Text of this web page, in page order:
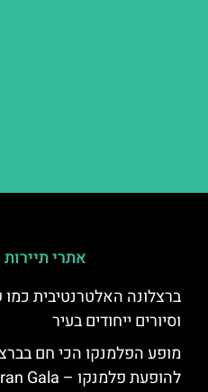
אתרי
ברצלונה האלטרנטיבית
וסיורים ייחודים בעיר
מופע הפלמנקו הכי חם
להופעת פלמנקו – Gran Gala